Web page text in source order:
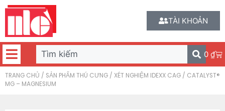
TÀI KHOẢN
0 ₫
TRANG CHỦ / SẢN PHẨM THÚ CƯNG / XÉT NGHIỆM IDEXX CAG / CATALYST®
MG – MAGNESIUM